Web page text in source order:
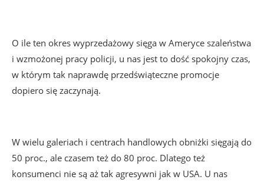
O ile ten okres wyprzedażowy sięga w Ameryce szaleństwa
i wzmożonej pracy policji, u nas jest to dość spokojny czas,
w którym tak naprawdę przedświąteczne promocje
dopiero się zaczynają.
W wielu galeriach i centrach handlowych obniżki sięgają do
50 proc., ale czasem też do 80 proc. Dlatego też
konsumenci nie są aż tak agresywni jak w USA. U nas